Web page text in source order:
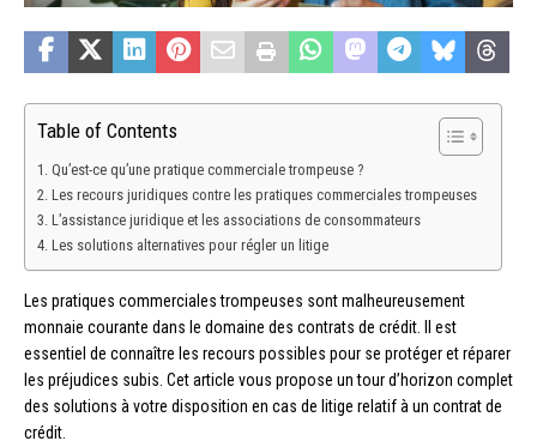
Table of Contents
Qu’est-ce qu’une pratique commerciale trompeuse ?
Les recours juridiques contre les pratiques commerciales trompeuses
L’assistance juridique et les associations de consommateurs
Les solutions alternatives pour régler un litige
Les pratiques commerciales trompeuses sont malheureusement
monnaie courante dans le domaine des contrats de crédit. Il est
essentiel de connaître les recours possibles pour se protéger et réparer
les préjudices subis. Cet article vous propose un tour d’horizon complet
des solutions à votre disposition en cas de litige relatif à un contrat de
crédit.